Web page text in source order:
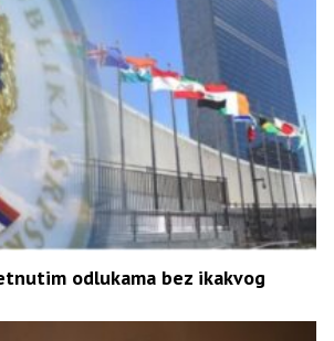
odlukama bez ikakvog